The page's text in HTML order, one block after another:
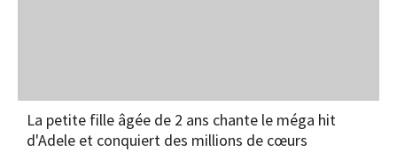
La petite fille âgée de 2 ans chante le méga hit
d'Adele et conquiert des millions de cœurs